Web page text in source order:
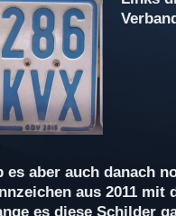
aber auch danach
aus 2011 mit
es diese Schilder